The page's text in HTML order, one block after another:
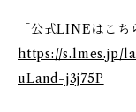
「公式LINEはこち
https://s.lmes.jp/
uLand=j3j75P